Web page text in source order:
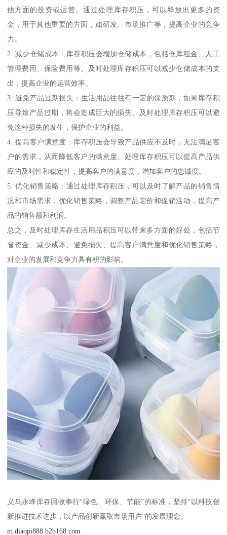
他方面的投资或运营。通过处理库存积压，可以释放出更多的资
金，用于其他重要的方面，如研发、市场推广等，提高企业的竞争
力。
2. 减少仓储成本：库存积压会增加仓储成本，包括仓库租金、人工
管理费用、保险费用等。及时处理库存积压可以减少仓储成本的支
出，提高企业的运营效率。
3. 避免产品过期损失：生活用品往往有一定的保质期，如果库存积
压导致产品过期，将会造成巨大的损失。及时处理库存积压可以避
免这种损失的发生，保护企业的利益。
4. 提高客户满意度：库存积压会导致产品供应不及时，无法满足客
户的需求，从而降低客户的满意度。处理库存积压可以提高产品供
应的及时性和稳定性，提高客户的满意度，增加客户的忠诚度。
5. 优化销售策略：通过处理库存积压，可以及时了解产品的销售情
况和市场需求，优化销售策略，调整产品定价和促销活动，提高产
品的销售额和利润。
总之，及时处理库存生活用品积压可以带来多方面的好处，包括节
省资金、减少成本、避免损失、提高客户满意度和优化销售策略，
对企业的发展和竞争力具有积的影响。
义乌永峰库存回收奉行“绿色、环保、节能”的标准，坚持“以科技创
新推进技术进步，以产品创新赢取市场用户”的发展理念。
m.diaopi888.b2b168.com